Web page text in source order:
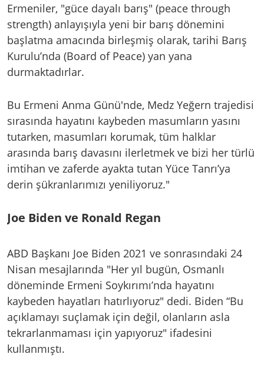
Ermeniler, "güce dayalı barış" (peace through
strength) anlayışıyla yeni bir barış dönemini
başlatma amacında birleşmiş olarak, tarihi Barış
Kurulu’nda (Board of Peace) yan yana
durmaktadırlar.
Bu Ermeni Anma Günü'nde, Medz Yeğern trajedisi
sırasında hayatını kaybeden masumların yasını
tutarken, masumları korumak, tüm halklar
arasında barış davasını ilerletmek ve bizi her türlü
imtihan ve zaferde ayakta tutan Yüce Tanrı’ya
derin şükranlarımızı yeniliyoruz."
Joe Biden ve Ronald Regan
ABD Başkanı Joe Biden 2021 ve sonrasındaki 24
Nisan mesajlarında "Her yıl bugün, Osmanlı
döneminde Ermeni Soykırımı’nda hayatını
kaybeden hayatları hatırlıyoruz" dedi. Biden “Bu
açıklamayı suçlamak için değil, olanların asla
tekrarlanmaması için yapıyoruz" ifadesini
kullanmıştı.